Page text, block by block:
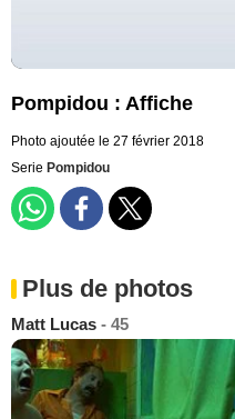
Pompidou : Affiche
Photo ajoutée le 27 février 2018
Serie Pompidou
Plus de photos
Matt Lucas - 45